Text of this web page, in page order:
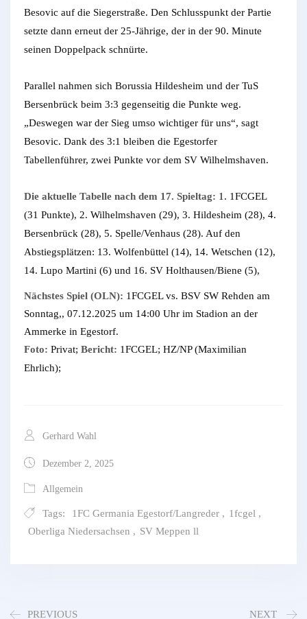
Besovic auf die Siegerstraße. Den Schlusspunkt der Partie
setzte dann erneut der 25-Jährige, der in der 90. Minute
seinen Doppelpack schnürte.
Parallel nahmen sich Borussia Hildesheim und der TuS
Bersenbrück beim 3:3 gegenseitig die Punkte weg.
„Deswegen war der Sieg umso wichtiger für uns“, sagt
Besovic. Dank des 3:1 bleiben die Egestorfer
Tabellenführer, zwei Punkte vor dem SV Wilhelmshaven.
Die aktuelle Tabelle nach dem 17. Spieltag: 1. 1FCGEL
(31 Punkte), 2. Wilhelmshaven (29), 3. Hildesheim (28), 4.
Bersenbrück (28), 5. Spelle/Venhaus (28). Auf den
Abstiegsplätzen: 13. Wolfenbüttel (14), 14. Wetschen (12),
14. Lupo Martini (6) und 16. SV Holthausen/Biene (5),
Nächstes Spiel (OLN): 1FCGEL vs. BSV SW Rehden am
Sonntag,, 07.12.2025 um 14:00 Uhr im Stadion an der
Ammerke in Egestorf.
Foto: Privat; Bericht: 1FCGEL; HZ/NP (Maximilian
Ehrlich);
Gerhard Wahl
Dezember 2, 2025
Allgemein
Tags: 1FC Germania Egestorf/Langreder , 1fcgel ,
Oberliga Niedersachsen , SV Meppen ll
PREVIOUS NEXT